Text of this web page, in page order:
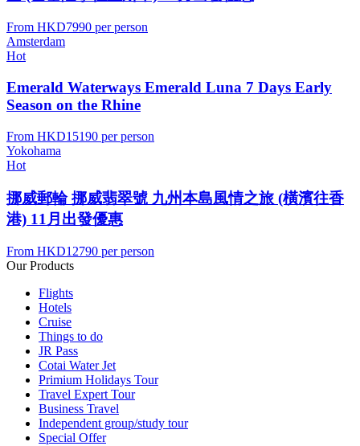
From HKD7990 per person
Amsterdam
Hot
Emerald Waterways Emerald Luna 7 Days Early
Season on the Rhine
From HKD15190 per person
Yokohama
Hot
挪威郵輪 挪威翡翠號 九州本島風情之旅 (橫濱往香
港) 11月出發優惠
From HKD12790 per person
Our Products
Flights
Hotels
Cruise
Things to do
JR Pass
Cotai Water Jet
Primium Holidays Tour
Travel Expert Tour
Business Travel
Independent group/study tour
Special Offer